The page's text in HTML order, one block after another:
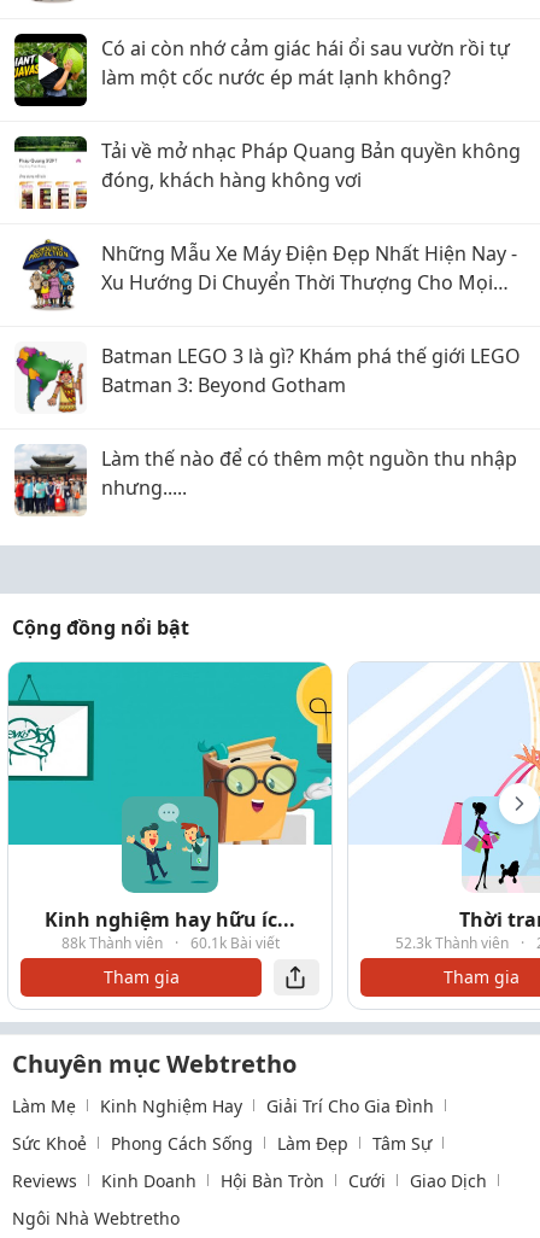
Có ai còn nhớ cảm giác hái ổi sau vườn rồi tự
làm một cốc nước ép mát lạnh không?
Tải về mở nhạc Pháp Quang Bản quyền không
đóng, khách hàng không vơi
Những Mẫu Xe Máy Điện Đẹp Nhất Hiện Nay -
Xu Hướng Di Chuyển Thời Thượng Cho Mọi
Batman LEGO 3 là gì? Khám phá thế giới LEGO
Batman 3: Beyond Gotham
Làm thế nào để có thêm một nguồn thu nhập
nhưng.....
Cộng đồng nổi bật
Kinh nghiệm hay hữu íc...
88k Thành viên · 60.1k Bài viết
Tham gia
Thời
52.3k Thành viên ·
Tham gia
Chuyên mục Webtretho
Làm Mẹ Kinh Nghiệm Hay
Giải Trí Cho Gia Đình
Sức Khoẻ
Phong Cách Sống Làm Đẹp
Tâm Sự
Reviews
Kinh Doanh Hội Bàn Tròn Cưới
Giao Dịch
Ngôi Nhà Webtretho